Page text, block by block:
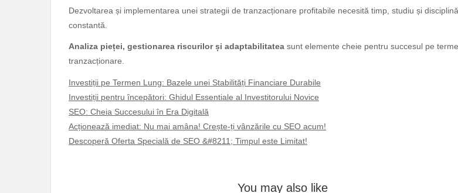
Dezvoltarea și implementarea unei strategii de tranzacționare profitabile necesită timp, studiu și disciplină
constantă.
Analiza pieței, gestionarea riscurilor și adaptabilitatea sunt elemente cheie pentru succesul pe
tranzacționare.
Investiții pe Termen Lung: Bazele unei Stabilități Financiare Durabile
Investiții pentru începători: Ghidul Essentiale al Investitorului Novice
SEO: Cheia Succesului în Era Digitală
Acționează imediat: Nu mai amâna! Crește-ți vânzările cu SEO acum!
Descoperă Oferta Specială de SEO &#8211; Timpul este Limitat!
You may also like